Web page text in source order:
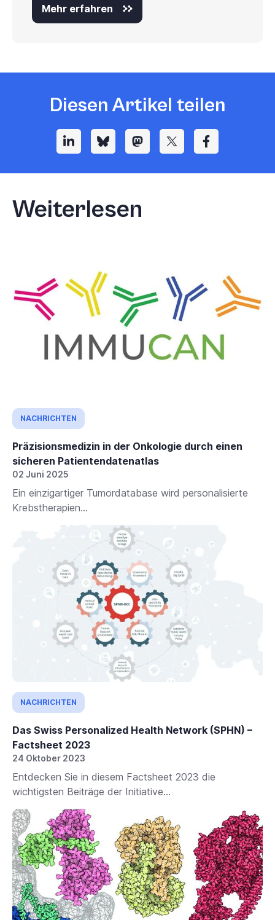
Mehr erfahren
Diesen Artikel teilen
Weiterlesen
NACHRICHTEN
Präzisionsmedizin in der Onkologie durch einen
sicheren Patientendatenatlas
02 Juni 2025
Ein einzigartiger Tumordatabase wird personalisierte
Krebstherapien...
NACHRICHTEN
Das Swiss Personalized Health Network (SPHN) –
Factsheet 2023
24 Oktober 2023
Entdecken Sie in diesem Factsheet 2023 die
wichtigsten Beiträge der Initiative...